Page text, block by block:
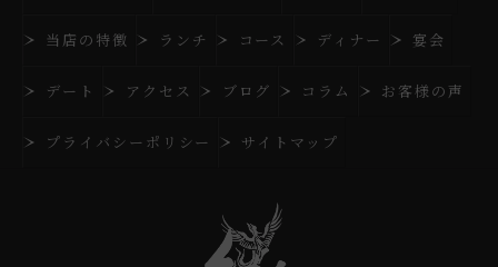
当店の特徴 ランチ コース ディナー 宴会
デート アクセス ブログ コラム お客様の声
プライバシーポリシー サイトマップ